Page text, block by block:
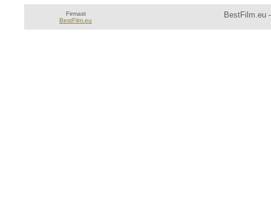
Firmast
BestFilm.eu
BestFilm.eu